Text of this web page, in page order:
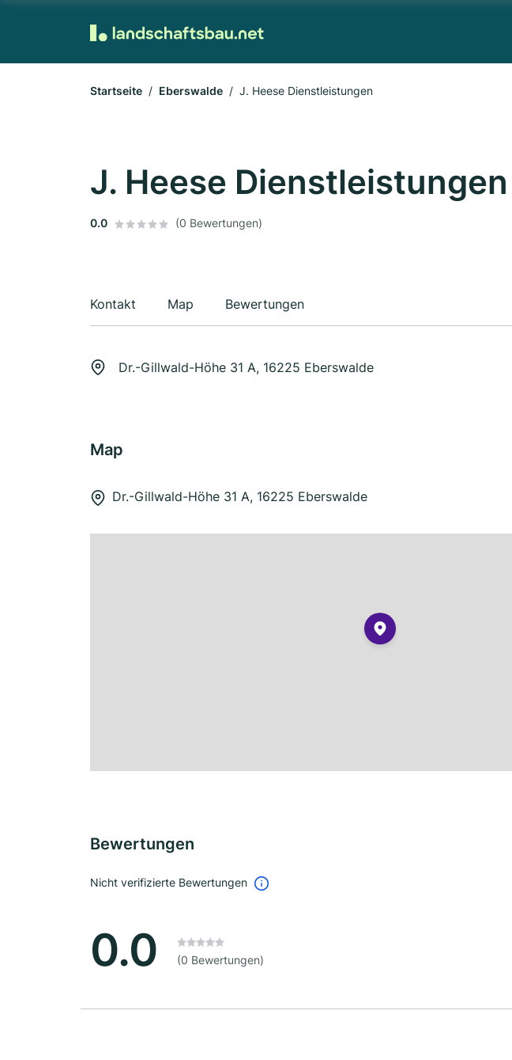
Startseite Eberswalde J. Heese Dienstleistungen
J. Heese Dienstleistungen
0.0 (0 Bewertungen)
Kontakt Map Bewertungen
Dr.-Gillwald-Höhe 31 A, 16225 Eberswalde
Map
Dr.-Gillwald-Höhe 31 A, 16225 Eberswalde
Bewertungen
Nicht verifizierte Bewertungen
0.0 (0 Bewertungen)